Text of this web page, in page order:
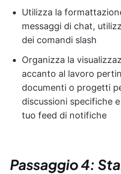
Utilizza la
messaggi di chat,
dei comandi slash
Organizza la
accanto al lavoro
documenti o progetti
discussioni specifiche
tuo feed di notifiche
Passaggio 4: